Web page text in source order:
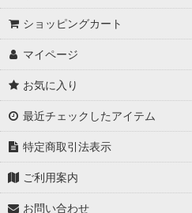
ショッピングカート
マイページ
お気に入り
最近チェックしたアイテム
特定商取引法表示
ご利用案内
お問い合わせ